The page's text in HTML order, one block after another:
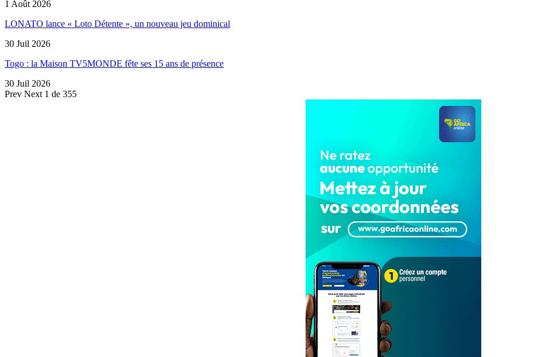
1 Août 2026
LONATO lance « Loto Détente », un nouveau jeu dominical
30 Juil 2026
Togo : la Maison TV5MONDE fête ses 15 ans de présence
30 Juil 2026
Prev Next 1 de 355